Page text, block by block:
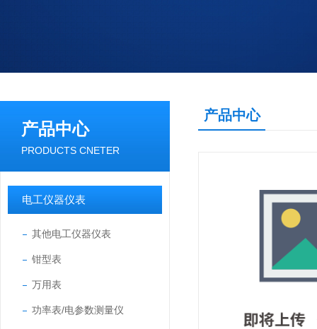
产品中心
PRODUCTS CNETER
电工仪器仪表
其他电工仪器仪表
钳型表
万用表
功率表/电参数测量仪
产品中心